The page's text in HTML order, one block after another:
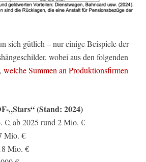
sich gütlich – nur einige Beispiele der
wobei aus den folgenden
welche Summen an Produktionsfirmen
„Stars“ (Stand: 2024)
€; ab 2025 rund 2 Mio. €
Mio. €
Mio. €